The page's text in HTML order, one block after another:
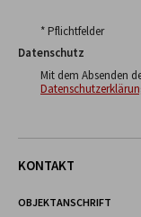
* Pflichtfelder
Datenschutz
Mit dem Absenden
KONTAKT
OBJEKTANSCHRIFT